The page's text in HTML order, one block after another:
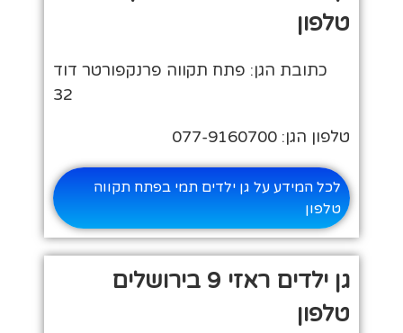
טלפון
כתובת הגן: פתח תקווה פרנקפורטר דוד
32
טלפון הגן: 077-9160700
לכל המידע על גן ילדים תמי בפתח תקווה
טלפון
גן ילדים ראזי 9 בירושלים
טלפון